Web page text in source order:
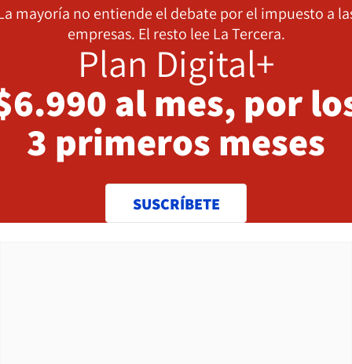
mayoría no entiende el debate por el impuesto a
empresas. El resto lee La Tercera.
Plan Digital+
al mes, por
3 primeros meses
SUSCRÍBETE